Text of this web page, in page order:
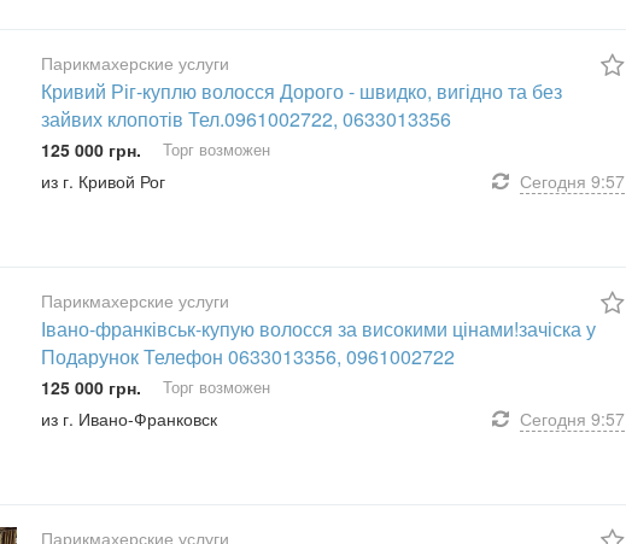
Парикмахерские услуги
Кривий Ріг-куплю волосся Дорого - швидко, вигідно та без
зайвих клопотів Тел.0961002722, 0633013356
125 000 грн. Торг возможен
из г. Кривой Рог Сегодня 9:57
Парикмахерские услуги
Івано-франківськ-купую волосся за високими цінами!зачіска у
Подарунок Телефон 0633013356, 0961002722
125 000 грн. Торг возможен
из г. Ивано-Франковск Сегодня 9:57
Парикмахерские услуги